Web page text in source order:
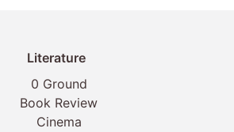
Literature
0 Ground
Book Review
Cinema